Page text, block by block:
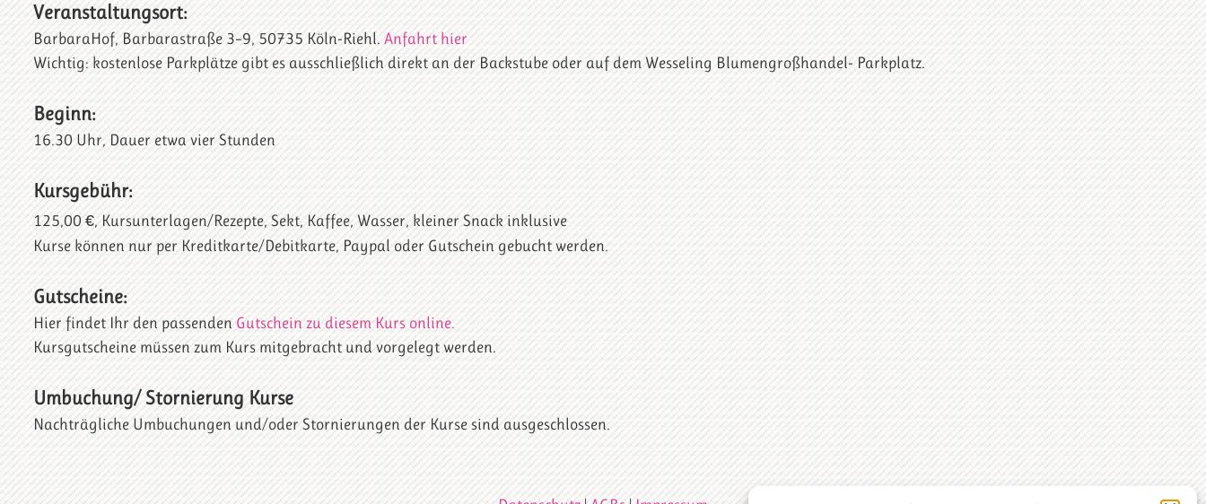
Veranstaltungsort:
BarbaraHof, Barbarastraße 3–9, 50735 Köln-Riehl. Anfahrt hier
Wichtig: kostenlose Parkplätze gibt es ausschließlich direkt an der Backstube oder auf dem Wesseling Blumengroßhandel- Parkplatz.
Beginn:
16.30 Uhr, Dauer etwa vier Stunden
Kursgebühr:
125,00 €, Kursunterlagen/Rezepte, Sekt, Kaffee, Wasser, kleiner Snack inklusive
Kurse können nur per Kreditkarte/Debitkarte, Paypal oder Gutschein gebucht werden.
Gutscheine:
Hier findet Ihr den passendenGutschein zu diesem Kurs online.
Kursgutscheine müssen zum Kurs mitgebracht und vorgelegt werden.
Umbuchung/ Stornierung Kurse
Nachträgliche Umbuchungen und/oder Stornierungen der Kurse sind ausgeschlossen.